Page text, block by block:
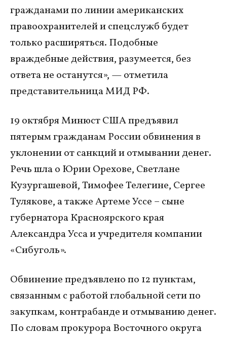
гражданами по линии американских
правоохранителей и спецслужб будет
только расширяться. Подобные
враждебные действия, разумеется, без
ответа не останутся», — отметила
представительница МИД РФ.
19 октября Минюст США предъявил
пятерым гражданам России обвинения в
уклонении от санкций и отмывании денег.
Речь шла о Юрии Орехове, Светлане
Кузургашевой, Тимофее Телегине, Сергее
Тулякове, а также Артеме Уссе – сыне
губернатора Красноярского края
Александра Усса и учредителя компании
«Сибуголь».
Обвинение предъявлено по 12 пунктам,
связанным с работой глобальной сети по
закупкам, контрабанде и отмыванию денег.
По словам прокурора Восточного округа